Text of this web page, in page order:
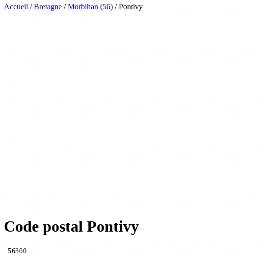
Accueil / Bretagne / Morbihan (56) / Pontivy
Code postal Pontivy
56300